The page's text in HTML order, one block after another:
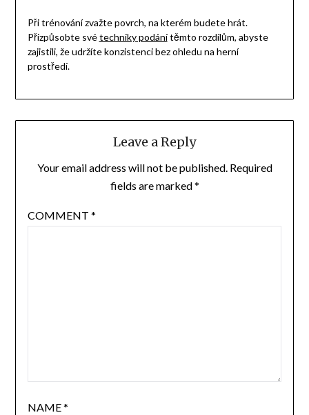
Při trénování zvažte povrch, na kterém budete hrát.
Přizpůsobte svétechniky podánítěmto rozdílům, abyste
zajistili, že udržíte konzistenci bez ohledu na herní
prostředí.
Leave a Reply
Your email address will not be published. Required
fields are marked*
COMMENT *
NAME*